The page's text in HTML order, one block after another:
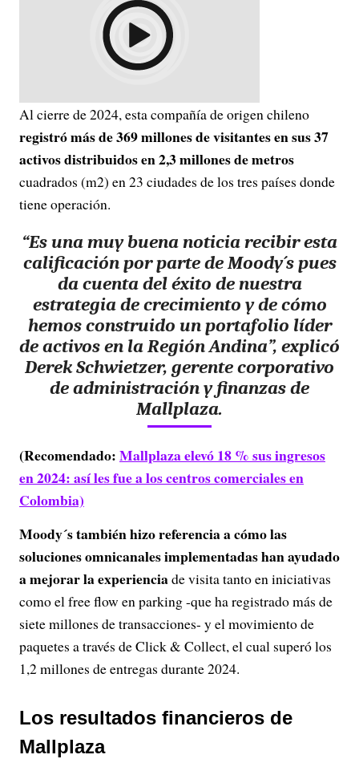
Al cierre de 2024, esta compañía de origen chileno
registró más de 369 millones de visitantes en sus 37
activos distribuidos en 2,3 millones de metros
cuadrados (m2) en 23 ciudades de los tres países donde
tiene operación.
“Es una muy buena noticia recibir esta
calificación por parte de Moody´s pues
da cuenta del éxito de nuestra
estrategia de crecimiento y de cómo
hemos construido un portafolio líder
de activos en la Región Andina”, explicó
Derek Schwietzer, gerente corporativo
de administración y finanzas de
Mallplaza.
(Recomendado:Mallplaza elevó 18 % sus ingresos
en 2024: así les fue a los centros comerciales en
Colombia)
Moody´s también hizo referencia a cómo las
soluciones omnicanales implementadas han ayudado
a mejorar la experienciade visita tanto en iniciativas
como el free flow en parking -que ha registrado más de
siete millones de transacciones- y el movimiento de
paquetes a través de Click & Collect, el cual superó los
1,2 millones de entregas durante 2024.
Los resultados financieros de
Mallplaza